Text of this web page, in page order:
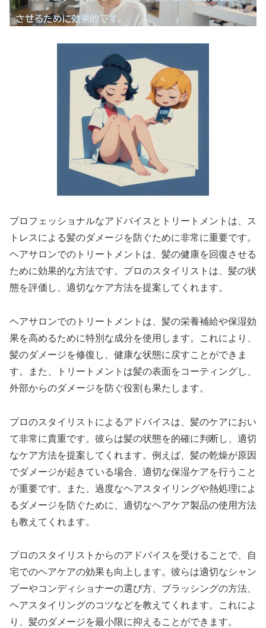
プロフェッショナルなアドバイスとトリートメントは、ス
トレスによる髪のダメージを防ぐために非常に重要です。
ヘアサロンでのトリートメントは、髪の健康を回復させる
ために効果的な方法です。プロのスタイリストは、髪の状
態を評価し、適切なケア方法を提案してくれます。
ヘアサロンでのトリートメントは、髪の栄養補給や保湿効
果を高めるために特別な成分を使用します。これにより、
髪のダメージを修復し、健康な状態に戻すことができま
す。また、トリートメントは髪の表面をコーティングし、
外部からのダメージを防ぐ役割も果たします。
プロのスタイリストによるアドバイスは、髪のケアにおい
て非常に貴重です。彼らは髪の状態を的確に判断し、適切
なケア方法を提案してくれます。例えば、髪の乾燥が原因
でダメージが起きている場合、適切な保湿ケアを行うこと
が重要です。また、過度なヘアスタイリングや熱処理によ
るダメージを防ぐために、適切なヘアケア製品の使用方法
も教えてくれます。
プロのスタイリストからのアドバイスを受けることで、自
宅でのヘアケアの効果も向上します。彼らは適切なシャン
プーやコンディショナーの選び方、ブラッシングの方法、
ヘアスタイリングのコツなどを教えてくれます。これによ
り、髪のダメージを最小限に抑えることができます。